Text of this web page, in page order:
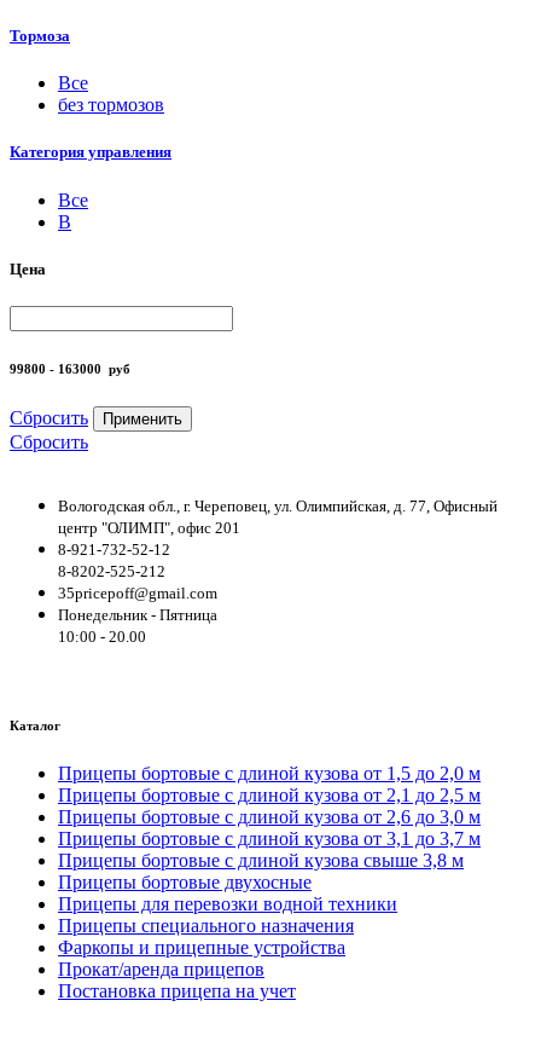
Тормоза
Все
без тормозов
Категория управления
Все
B
Цена
99800 - 163000 руб
Сбросить Применить
Сбросить
Вологодская обл., г. Череповец, ул. Олимпийская, д. 77, Офисный
центр "ОЛИМП", офис 201
8-921-732-52-12
8-8202-525-212
35pricepoff@gmail.com
Понедельник - Пятница
10:00 - 20.00
Каталог
Прицепы бортовые с длиной кузова от 1,5 до 2,0 м
Прицепы бортовые с длиной кузова от 2,1 до 2,5 м
Прицепы бортовые с длиной кузова от 2,6 до 3,0 м
Прицепы бортовые с длиной кузова от 3,1 до 3,7 м
Прицепы бортовые с длиной кузова свыше 3,8 м
Прицепы бортовые двухосные
Прицепы для перевозки водной техники
Прицепы специального назначения
Фаркопы и прицепные устройства
Прокат/аренда прицепов
Постановка прицепа на учет